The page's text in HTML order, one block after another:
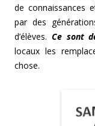
de connaissances
par des
d’élèves. Ce sont
locaux les
chose.